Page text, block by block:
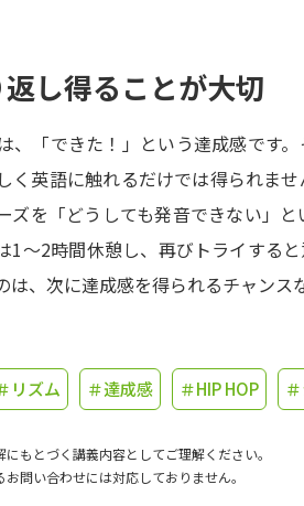
し得ることが大切
、「できた！」という達成感です
く英語に触れるだけでは得られま
ズを「どうしても発音できない」
1～2時間休憩し、再びトライする
、次に達成感を得られるチャンス
リズム ＃達成感 ＃HIP HOP
もとづく講義内容としてご理解ください。
問い合わせには対応しておりません。